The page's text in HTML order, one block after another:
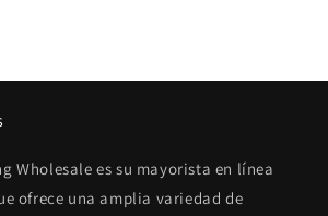
Wholesale es su mayorista en línea
ofrece una amplia variedad de